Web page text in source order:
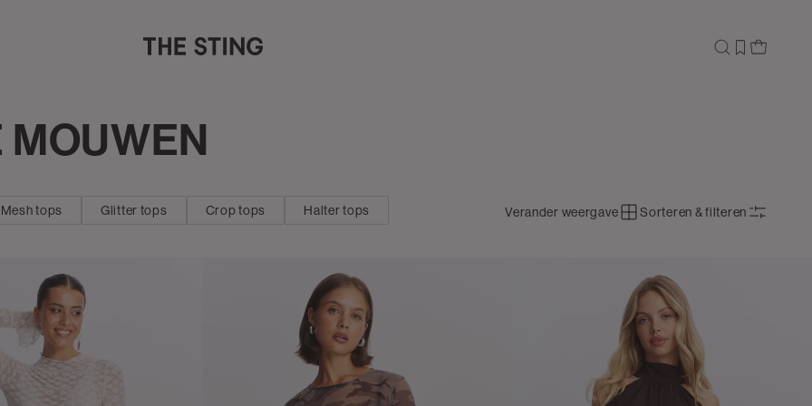
Mesh tops Glitter tops Crop tops Halter tops Verander weergave Sorteren & filteren